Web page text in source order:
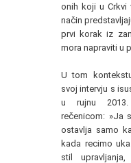
onih koji u Crkvi
način
prvi korak iz
mora napraviti u
U tom
svoj intervju s
u rujnu
rečenicom: »Ja
ostavlja samo
kada recimo
stil